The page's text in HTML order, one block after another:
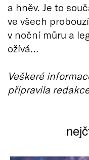
a hněv. Je to
ve všech
v noční můru a
ožívá…
Veškeré
připravila